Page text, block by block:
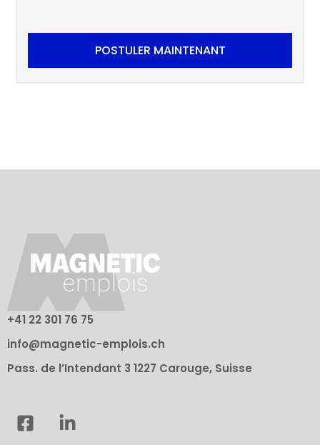
POSTULER MAINTENANT
+41 22 301 76 75
info@magnetic-emplois.ch
Pass. de l’Intendant 3 1227 Carouge, Suisse
F
a
L
i